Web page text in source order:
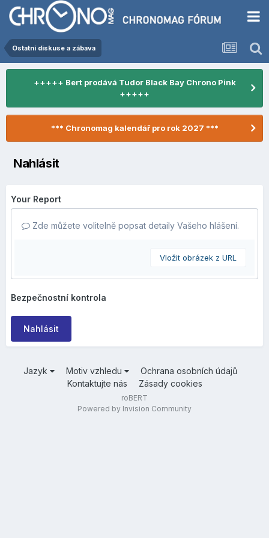
Ostatní diskuse a zábava
+++++ Bert prodává Tudor Black Bay Chrono Pink
+++++
*** Chronomag kalendář pro rok 2027 ***
Nahlásit
Your Report
Zde můžete volitelně popsat detaily Vašeho hlášení.
Vložit obrázek z URL
Bezpečnostní kontrola
Nahlásit
Jazyk Motiv vzhledu
Ochrana osobních údajů
Kontaktujte nás
Zásady cookies
roBERT
Powered by Invision Community